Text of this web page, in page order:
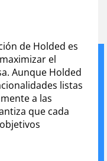
de Holded es
el
Aunque Holded
listas
a las
que cada